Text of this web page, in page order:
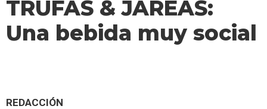
TRUFAS & JAREAS:
Una bebida muy social
REDACCIÓN